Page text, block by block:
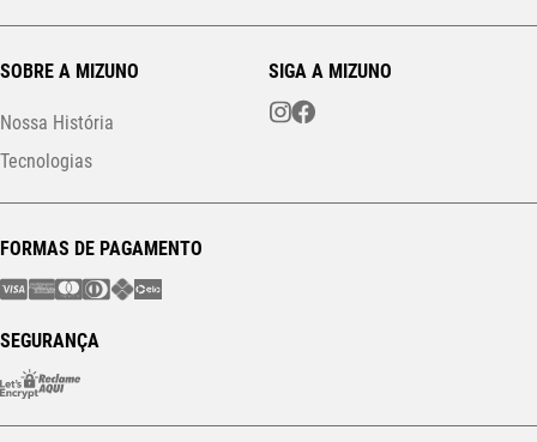
SOBRE A MIZUNO
Nossa História
Tecnologias
SIGA A MIZUNO
FORMAS DE PAGAMENTO
SEGURANÇA